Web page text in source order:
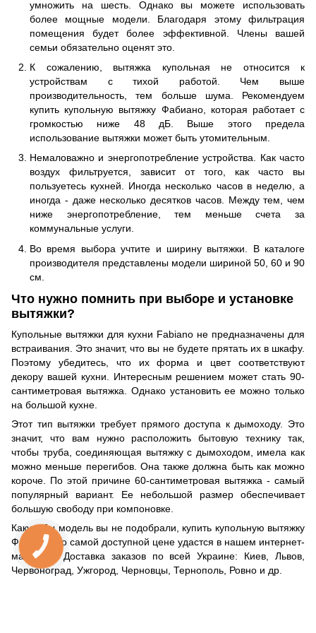
умножить на шесть. Однако вы можете использовать
более мощные модели. Благодаря этому фильтрация
помещения будет более эффективной. Члены вашей
семьи обязательно оценят это.
К сожалению, вытяжка купольная не относится к
устройствам с тихой работой. Чем выше
производительность, тем больше шума. Рекомендуем
купить купольную вытяжку Фабиано, которая работает с
громкостью ниже 48 дБ. Выше этого предела
использование вытяжки может быть утомительным.
Немаловажно и энергопотребление устройства. Как часто
воздух фильтруется, зависит от того, как часто вы
пользуетесь кухней. Иногда несколько часов в неделю, а
иногда - даже несколько десятков часов. Между тем, чем
ниже энергопотребление, тем меньше счета за
коммунальные услуги.
Во время выбора учтите и ширину вытяжки. В каталоге
производителя представлены модели шириной 50, 60 и 90
см.
Что нужно помнить при выборе и установке
вытяжки?
Купольные вытяжки для кухни Fabiano не предназначены для
встраивания. Это значит, что вы не будете прятать их в шкафу.
Поэтому убедитесь, что их форма и цвет соответствуют
декору вашей кухни. Интересным решением может стать 90-
сантиметровая вытяжка. Однако установить ее можно только
на большой кухне.
Этот тип вытяжки требует прямого доступа к дымоходу. Это
значит, что вам нужно расположить бытовую технику так,
чтобы труба, соединяющая вытяжку с дымоходом, имела как
можно меньше перегибов. Она также должна быть как можно
короче. По этой причине 60-сантиметровая вытяжка - самый
популярный вариант. Ее небольшой размер обеспечивает
большую свободу при компоновке.
Какую бы модель вы не подобрали, купить купольную вытяжку
Фабиано по самой доступной цене удастся в нашем интернет-
магазине. Доставка заказов по всей Украине: Киев, Львов,
Червоноград, Ужгород, Черновцы, Тернополь, Ровно и др.